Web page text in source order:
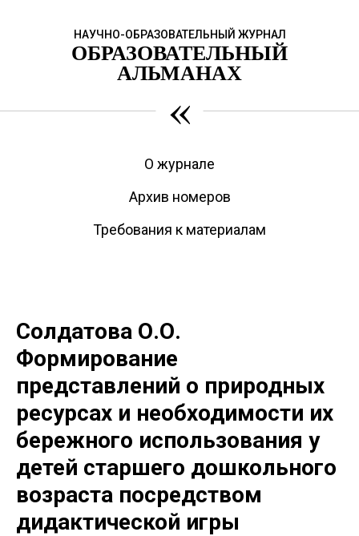
НАУЧНО-ОБРАЗОВАТЕЛЬНЫЙ ЖУРНАЛ
ОБРАЗОВАТЕЛЬНЫЙ
АЛЬМАНАХ
«
О журнале
Архив номеров
Требования к материалам
Солдатова О.О.
Формирование
представлений о природных
ресурсах и необходимости их
бережного использования у
детей старшего дошкольного
возраста посредством
дидактической игры